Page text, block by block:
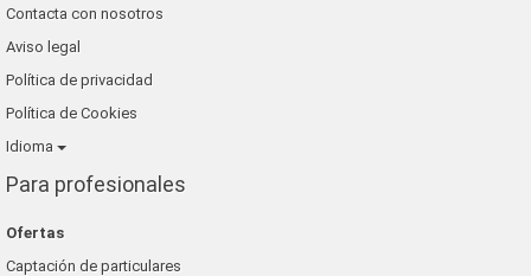
Contacta con nosotros
Aviso legal
Política de privacidad
Política de Cookies
Idioma
Para profesionales
Ofertas
Captación de particulares